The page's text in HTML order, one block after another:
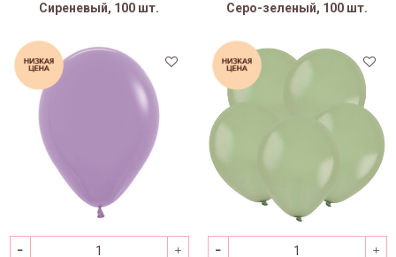
Сиреневый, 100 шт.
Серо-зеленый, 100 шт.